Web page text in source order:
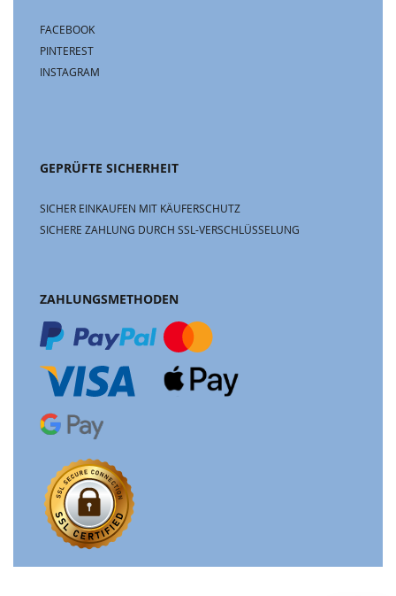
FACEBOOK
PINTEREST
INSTAGRAM
GEPRÜFTE SICHERHEIT
SICHER EINKAUFEN MIT KÄUFERSCHUTZ
SICHERE ZAHLUNG DURCH SSL-VERSCHLÜSSELUNG
ZAHLUNGSMETHODEN